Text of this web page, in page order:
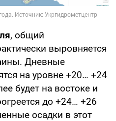
, общий
выровняется
Дневные
на уровне +20… +24
будет на востоке и
до +24… +26
осадки в этот